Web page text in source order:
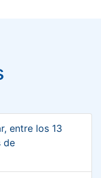
entre los 13
de